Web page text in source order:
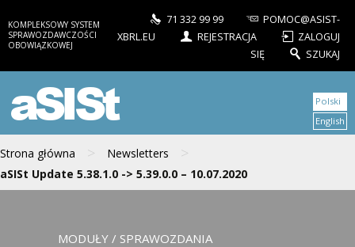
KOMPLEKSOWY SYSTEM
SPRAWOZDAWCZOŚCI
OBOWIĄZKOWEJ
71 332 99 99
POMOC@ASIST-
XBRL.EU
REJESTRACJA
ZALOGUJ
SIĘ
SZUKAJ
aSISt
Strona główna > Newsletters >
aSISt Update 5.38.1.0 -> 5.39.0.0 – 10.07.2020
Polski
English
MODUŁY / SPRAWOZDANIA